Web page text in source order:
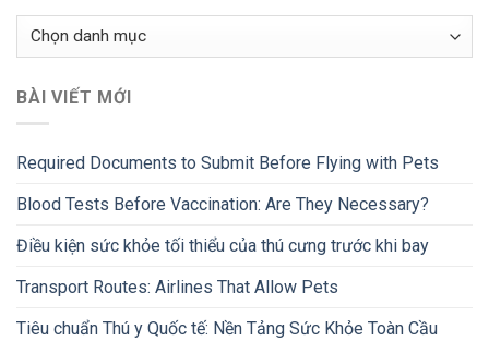
Danh
BÀI VIẾT MỚI
Required Documents to Submit Before Flying with Pets
Blood Tests Before Vaccination: Are They Necessary?
Điều kiện sức khỏe tối thiểu của thú cưng trước khi bay
Transport Routes: Airlines That Allow Pets
Tiêu chuẩn Thú y Quốc tế: Nền Tảng Sức Khỏe Toàn Cầu